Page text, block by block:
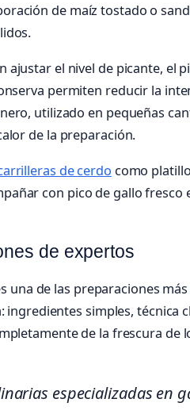
de maíz tostado o
ajustar el nivel de picante, el
permiten reducir la
utilizado en pequeñas
de la preparación.
de cerdo como
con pico de gallo fresco
de expertos
una de las preparaciones
ingredientes simples, técnica
de la frescura de
especializadas en